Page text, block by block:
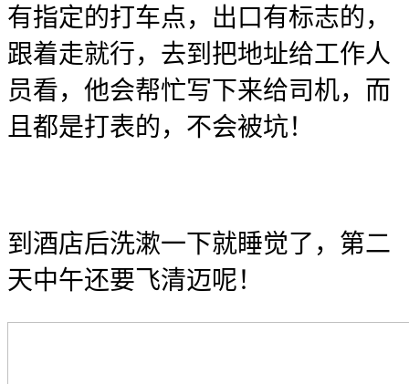
有指定的打车点，出口有标志的，
跟着走就行，去到把地址给工作人
员看，他会帮忙写下来给司机，而
且都是打表的，不会被坑！
到酒店后洗漱一下就睡觉了，第二
天中午还要飞清迈呢！